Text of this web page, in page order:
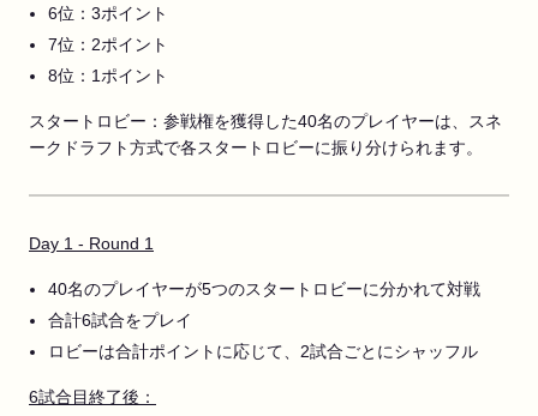
6位：3ポイント
7位：2ポイント
8位：1ポイント
スタートロビー：参戦権を獲得した40名のプレイヤーは、スネ
ークドラフト方式で各スタートロビーに振り分けられます。
Day 1 - Round 1
40名のプレイヤーが5つのスタートロビーに分かれて対戦
合計6試合をプレイ
ロビーは合計ポイントに応じて、2試合ごとにシャッフル
6試合目終了後：